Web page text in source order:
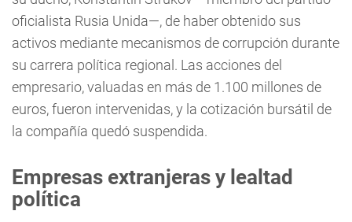
oficialista Rusia Unida—, de haber obtenido sus
activos mediante mecanismos de corrupción durante
su carrera política regional. Las acciones del
empresario, valuadas en más de 1.100 millones de
euros, fueron intervenidas, y la cotización bursátil de
la compañía quedó suspendida.
Empresas extranjeras y lealtad
política